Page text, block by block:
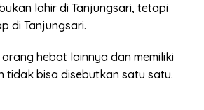
lahir di Tanjungsari, tetapi
di Tanjungsari.
hebat lainnya dan memiliki
tidak bisa disebutkan satu satu.